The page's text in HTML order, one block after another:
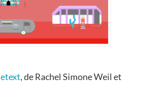
,deRachel Simone Weil et